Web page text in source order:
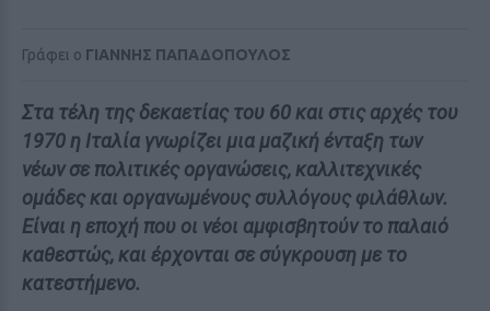
Γράφει ο ΓΙΑΝΝΗΣ ΠΑΠΑΔΟΠΟΥΛΟΣ
Στα τέλη της δεκαετίας του 60 και στις αρχές του
1970 η Ιταλία γνωρίζει μια μαζική ένταξη των
νέων σε πολιτικές οργανώσεις, καλλιτεχνικές
ομάδες και οργανωμένους συλλόγους φιλάθλων.
Είναι η εποχή που οι νέοι αμφισβητούν το παλαιό
καθεστώς, και έρχονται σε σύγκρουση με το
κατεστήμενο.